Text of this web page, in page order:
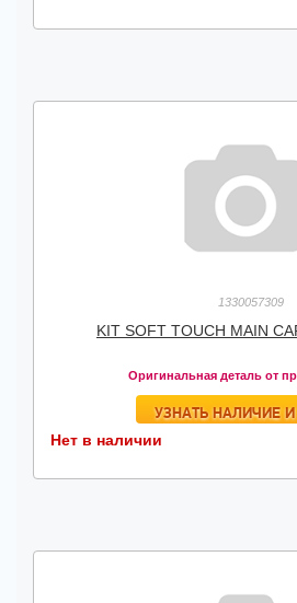
1330057309
KIT SOFT TOUCH MAIN
Оригинальная деталь от
УЗНАТЬ НАЛИЧИЕ
Нет в наличии